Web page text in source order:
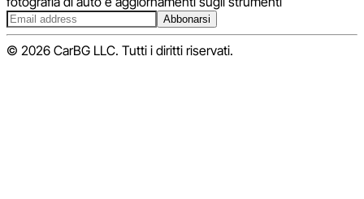
Abbonarsi
© 2026 CarBG LLC. Tutti i diritti riservati.